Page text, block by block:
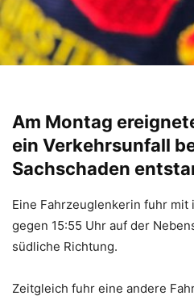
Am Montag
ein Verkehrsunfall
Sachschaden
Eine Fahrzeuglenkerin fuhr mit
gegen 15:55 Uhr auf der
südliche Richtung.
Zeitgleich fuhr eine andere